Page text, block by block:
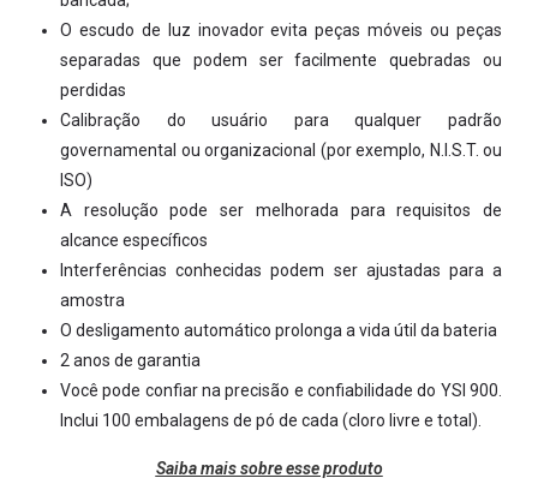
O escudo de luz inovador evita peças móveis ou peças
separadas que podem ser facilmente quebradas ou
perdidas
Calibração do usuário para qualquer padrão
governamental ou organizacional (por exemplo, N.I.S.T. ou
ISO)
A resolução pode ser melhorada para requisitos de
alcance específicos
Interferências conhecidas podem ser ajustadas para a
amostra
O desligamento automático prolonga a vida útil da bateria
2 anos de garantia
Você pode confiar na precisão e confiabilidade do YSI 900.
Inclui 100 embalagens de pó de cada (cloro livre e total).
Saiba mais sobre esse produto